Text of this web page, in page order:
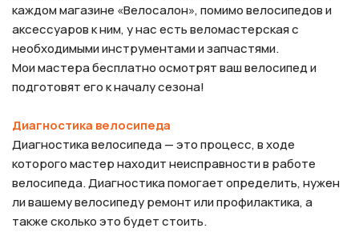
каждом магазине «Велосалон», помимо велосипедов и
аксессуаров к ним, у нас есть веломастерская с
необходимыми инструментами и запчастями.
Мои мастера бесплатно осмотрят ваш велосипед и
подготовят его к началу сезона!
Диагностика велосипеда
Диагностика велосипеда — это процесс, в ходе
которого мастер находит неисправности в работе
велосипеда. Диагностика помогает определить, нужен
ли вашему велосипеду ремонт или профилактика, а
также сколько это будет стоить.